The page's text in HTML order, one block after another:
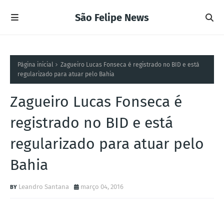
São Felipe News
Página inicial
Zagueiro Lucas Fonseca é registrado no BID e está
regularizado para atuar pelo Bahia
Zagueiro Lucas Fonseca é
registrado no BID e está
regularizado para atuar pelo
Bahia
Leandro Santana março 04, 2016